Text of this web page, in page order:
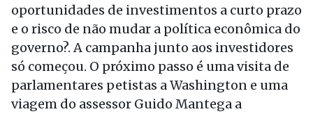
oportunidades de investimentos a curto prazo
e o risco de não mudar a política econômica do
governo?. A campanha junto aos investidores
só começou. O próximo passo é uma visita de
parlamentares petistas a Washington e uma
viagem do assessor Guido Mantega a